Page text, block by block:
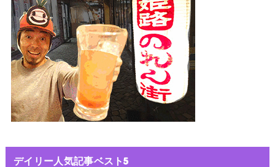
デイリー人気記事ベスト5